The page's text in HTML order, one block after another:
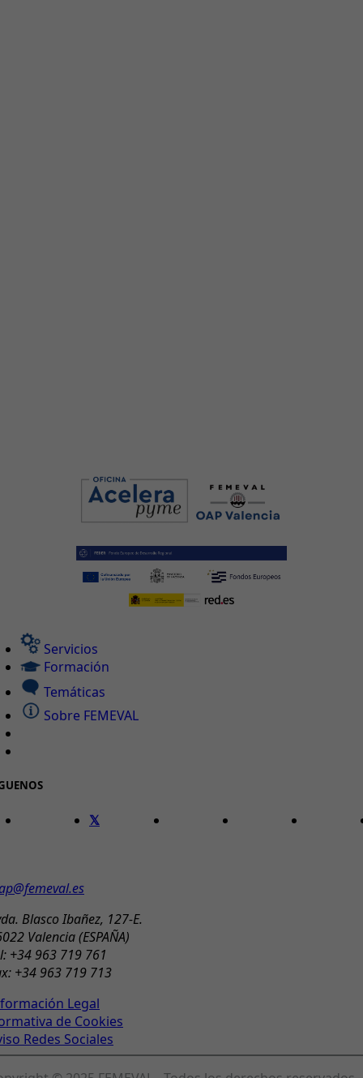
Servicios
Formación
Temáticas
Sobre FEMEVAL
Blasco Ibañez, 127-E.
Valencia (ESPAÑA)
+34 963 719 761
+34 963 719 713
Legal
de Cookies
Redes Sociales